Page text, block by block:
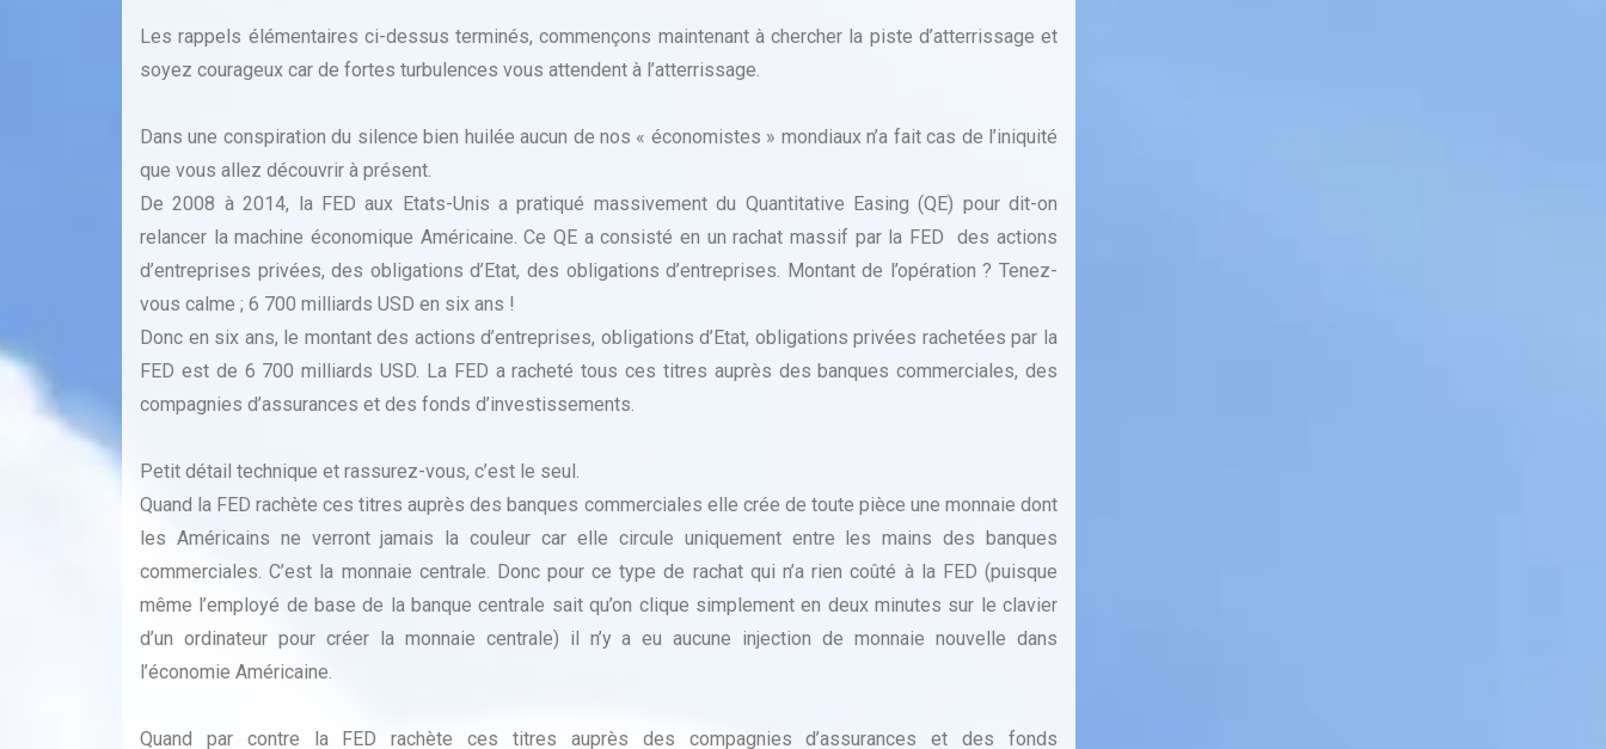
Les rappels élémentaires ci-dessus terminés, commençons maintenant à chercher la piste d’atterrissage et
soyez courageux car de fortes turbulences vous attendent à l’atterrissage.
Dans une conspiration du silence bien huilée aucun de nos « économistes » mondiaux n’a fait cas de l’iniquité
que vous allez découvrir à présent.
De 2008 à 2014, la FED aux Etats-Unis a pratiqué massivement du Quantitative Easing (QE) pour dit-on
relancer la machine économique Américaine. Ce QE a consisté en un rachat massif par la FED des actions
d’entreprises privées, des obligations d’Etat, des obligations d’entreprises. Montant de l’opération ? Tenez-
vous calme ; 6 700 milliards USD en six ans !
Donc en six ans, le montant des actions d’entreprises, obligations d’Etat, obligations privées rachetées par la
FED est de 6 700 milliards USD. La FED a racheté tous ces titres auprès des banques commerciales, des
compagnies d’assurances et des fonds d’investissements.
Petit détail technique et rassurez-vous, c’est le seul.
Quand la FED rachète ces titres auprès des banques commerciales elle crée de toute pièce une monnaie dont
les Américains ne verront jamais la couleur car elle circule uniquement entre les mains des banques
commerciales. C’est la monnaie centrale. Donc pour ce type de rachat qui n’a rien coûté à la FED (puisque
même l’employé de base de la banque centrale sait qu’on clique simplement en deux minutes sur le clavier
d’un ordinateur pour créer la monnaie centrale) il n’y a eu aucune injection de monnaie nouvelle dans
l’économie Américaine.
Quand par contre la FED rachète ces titres auprès des compagnies d’assurances et des fonds